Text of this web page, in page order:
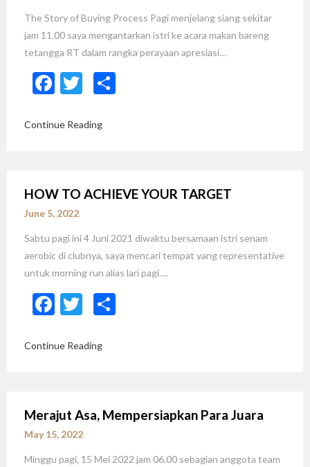
The Story of Buying Process Pagi menjelang siang sekitar
jam 11.00 saya mengantarkan istri ke acara makan bareng
tetangga RT dalam rangka perayaan apresiasi…
Facebook
Twitter
Continue Reading
HOW TO ACHIEVE YOUR TARGET
June 5, 2022
Sabtu pagi ini 4 Juni 2021 diwaktu bersamaan istri senam
aerobic di clubnya, saya mencari tempat yang representative
untuk morning run alias lari pagi….
Facebook
Twitter
Continue Reading
Merajut Asa, Mempersiapkan Para Juara
May 15, 2022
Minggu pagi, 15 Mei 2022 jam 06.00 sebagian anggota team